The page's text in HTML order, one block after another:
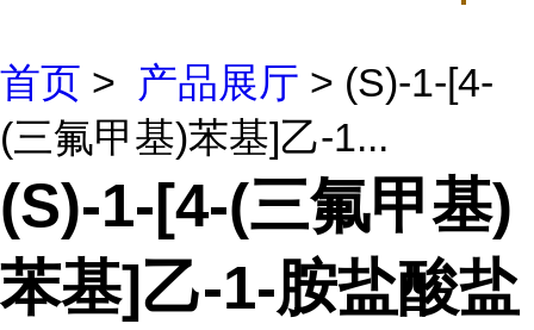
首页 > 产品展厅 > (S)-1-[4-
(三氟甲基)苯基]乙-1...
(S)-1-[4-(三氟甲基)
苯基]乙-1-胺盐酸盐